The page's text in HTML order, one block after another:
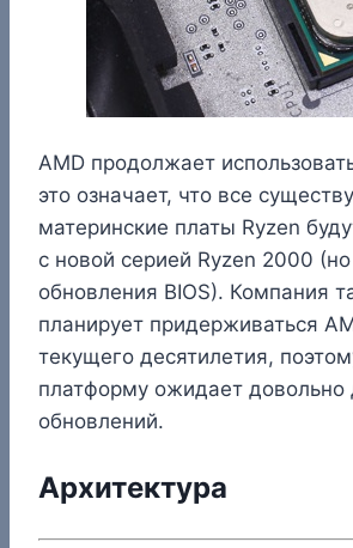
AMD продолжает
это означает, что все
материнские платы Ryzen
с новой серией Ryzen 2000
обновления BIOS). Компания
планирует придерживаться
текущего десятилетия,
платформу ожидает довольно
обновлений.
Архитектура